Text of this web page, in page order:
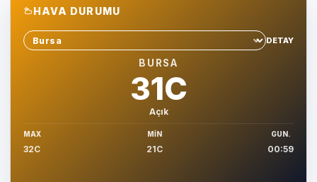
HAVA DURUMU
Sehir sec
DETAY
BURSA
31C
Açık
MAX
32C
MIN
21C
GUN.
00:59